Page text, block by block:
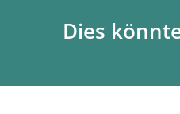
Dies